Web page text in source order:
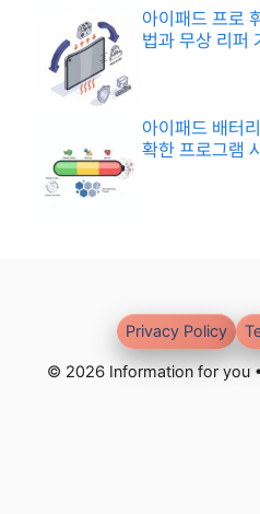
아이패드 프로
법과 무상 리퍼
아이패드 배터
확한 프로그램
© 2026 Information for you
Privacy Policy